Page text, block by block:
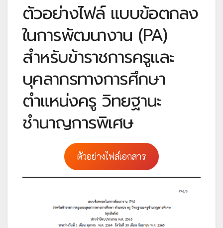
ตัวอย่างไฟล์ แบบข้อตกลง
ในการพัฒนางาน (PA)
สำหรับข้าราชการครูและ
บุคลากรทางการศึกษา
ตำแหน่งครู วิทยฐานะ
ชำนาญการพิเศษ
ตัวอย่างไฟล์เอกสาร